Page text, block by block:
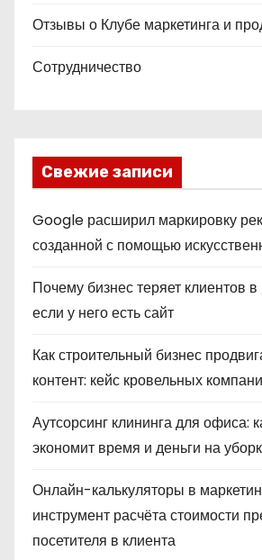
Отзывы о Клубе маркетинга и
Сотрудничество
Свежие записи
Google расширил маркировку
созданной с помощью
Почему бизнес теряет клиентов
если у него есть сайт
Как строительный бизнес
контент: кейс кровельных
Аутсорсинг клининга для офиса:
экономит время и деньги на
Онлайн-калькуляторы в
инструмент расчёта стоимости
посетителя в клиента